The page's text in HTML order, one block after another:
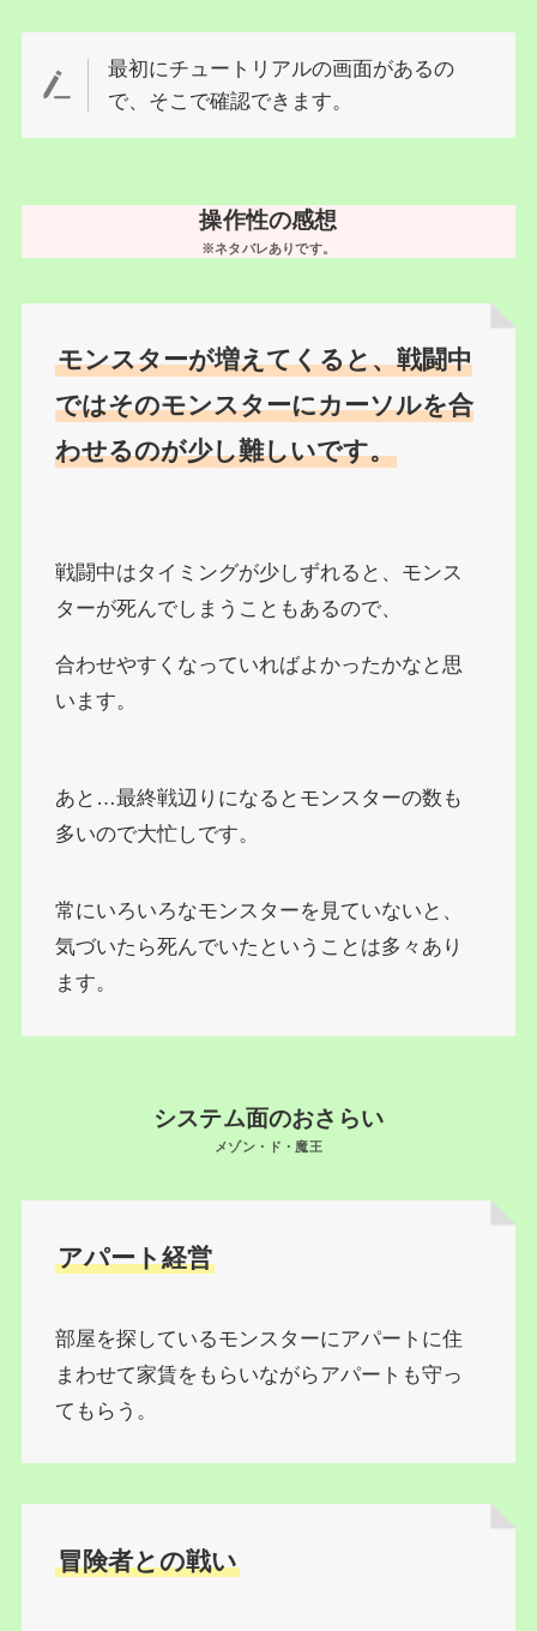
最初にチュートリアルの画面があるの
で、そこで確認できます。
操作性の感想
※ネタバレありです。
モンスターが増えてくると、戦闘中
ではそのモンスターにカーソルを合
わせるのが少し難しいです。
戦闘中はタイミングが少しずれると、モンス
ターが死んでしまうこともあるので、
合わせやすくなっていればよかったかなと思
います。
あと…最終戦辺りになるとモンスターの数も
多いので大忙しです。
常にいろいろなモンスターを見ていないと、
気づいたら死んでいたということは多々あり
ます。
システム面のおさらい
メゾン・ド・魔王
アパート経営
部屋を探しているモンスターにアパートに住
まわせて家賃をもらいながらアパートも守っ
てもらう。
冒険者との戦い